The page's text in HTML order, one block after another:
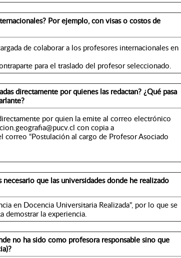
Por ejemplo, con visas o costos de
de colaborar a los profesores internacionales en
para el traslado del profesor seleccionado.
directamente por quienes las redactan? ¿Qué pasa
por quien la emite al correo electrónico
con copia a
“Postulación al cargo de Profesor Asociado
que las universidades donde he realizado
en Docencia Universitaria Realizada", por lo que se
la experiencia.
no ha sido como profesora responsable sino que